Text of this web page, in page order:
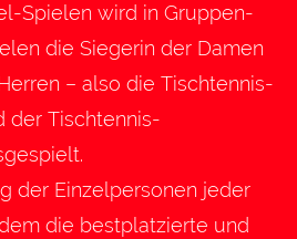
Spielen wird in Gruppen-
die Siegerin der Damen
– also die Tischtennis-
der Tischtennis-
der Einzelpersonen jeder
die bestplatzierte und